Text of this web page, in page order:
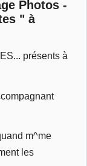
Photos -
" à
présents à
m^me
les